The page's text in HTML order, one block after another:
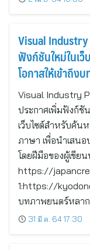
Visual
ฟังก์ชันใหม่ในเว็
โอกาสให้เข้าถึง
ก่อนโดยฝีมือขอ
Visual Industry
ประกาศเพิ่มฟังก์ชั
เว็บไซต์สำหรับค้น
ภาษา เพื่อนำเสน
โดยฝีมือของผู้เขีย
https://
1:https://
บทภาพยนตร์หลา
31 มี.ค. 64 17:30